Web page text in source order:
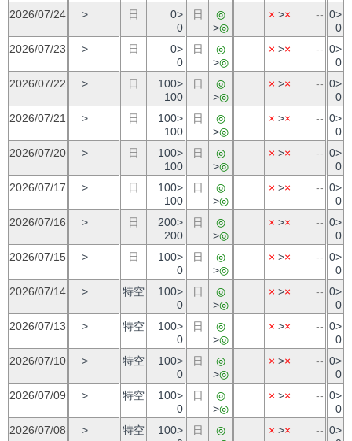
2026/07/24
> 日
0>
0
日
◎
>◎
× >× -- 0>
0
2026/07/23
> 日
0>
0
日
◎
>◎
× >× -- 0>
0
2026/07/22
> 日
100>
100
日
◎
>◎
× >× -- 0>
0
2026/07/21
> 日
100>
100
日
◎
>◎
× >× -- 0>
0
2026/07/20
> 日
100>
100
日
◎
>◎
× >× -- 0>
0
2026/07/17
> 日
100>
100
日
◎
>◎
× >× -- 0>
0
2026/07/16
> 日
200>
200
日
◎
>◎
× >× -- 0>
0
2026/07/15
> 日
100>
0
日
◎
>◎
× >× -- 0>
0
2026/07/14
> 特空
100>
0
日
◎
>◎
× >× -- 0>
0
2026/07/13
> 特空
100>
0
日
◎
>◎
× >× -- 0>
0
2026/07/10
> 特空
100>
0
日
◎
>◎
× >× -- 0>
0
2026/07/09
> 特空
100>
0
日
◎
>◎
× >× -- 0>
0
2026/07/08
> 特空
100>
日
◎
× >× -- 0>